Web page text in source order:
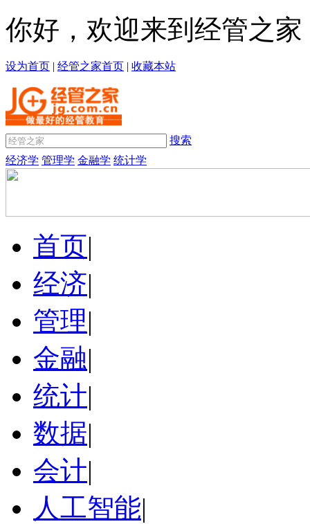
你好，欢迎来到经管之家
设为首页 | 经管之家首页 | 收藏本站
搜索
经济学 管理学 金融学 统计学
首页|
经济|
管理|
金融|
统计|
数据|
会计|
人工智能|